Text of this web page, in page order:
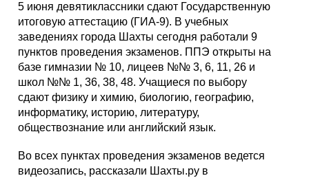
Карты
Фотогалерея
5 июня девятиклассники сдают Государственную
итоговую аттестацию (ГИА-9). В учебных
заведениях города Шахты сегодня работали 9
пунктов проведения экзаменов. ППЭ открыты на
базе гимназии № 10, лицеев №№ 3, 6, 11, 26 и
школ №№ 1, 36, 38, 48. Учащиеся по выбору
сдают физику и химию, биологию, географию,
информатику, историю, литературу,
обществознание или английский язык.
Во всех пунктах проведения экзаменов ведется
видеозапись, рассказали Шахты.ру в